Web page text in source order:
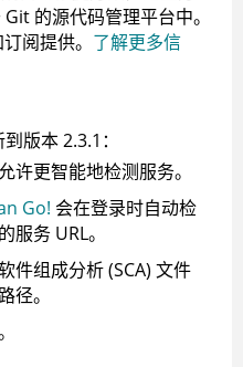
的源代码管理平台中。
阅提供。 了解更多信
版本 2.3.1：
允许更智能地检测服务。
Go! 会在登录时自动检
服务 URL。
件组成分析 (SCA) 文件
径。